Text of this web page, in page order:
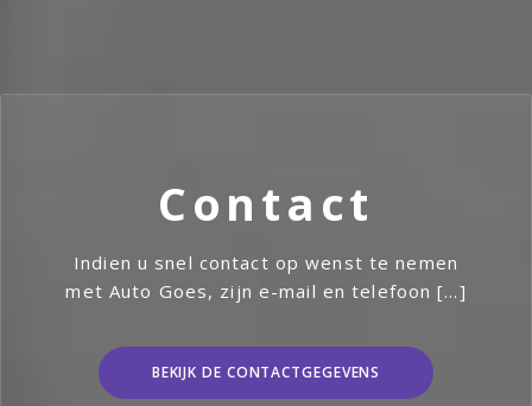
Contact
Indien u snel contact op wenst te nemen
met Auto Goes, zijn e-mail en telefoon […]
BEKIJK DE CONTACTGEGEVENS